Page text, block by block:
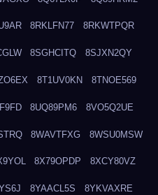
8RKLFN77 8RKWTPQR
8SGHCITQ 8SJXN2QY
8T1UV0KN 8TNOE569
8UQ89PM6 8VO5Q2UE
8WAVTFXG 8WSU0MSW
8X79OPDP 8XCY80VZ
8YAACL5S 8YKVAXRE